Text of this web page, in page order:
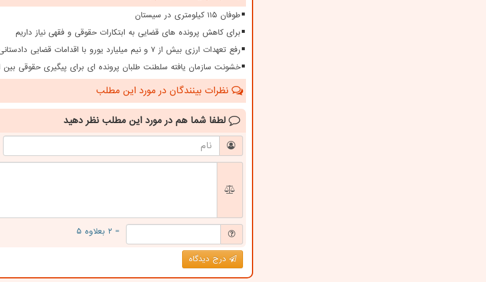
طوفان ۱۱۵ کیلومتری در سیستان
برای کاهش پرونده های قضایی به ابتکارات حقوقی و فقهی نیاز داریم
رفع تعهدات ارزی بیش از ۷ و نیم میلیارد یورو با اقدامات قضایی دادستانی تهران
خشونت سازمان یافته سلطنت طلبان پرونده ای برای پیگیری حقوقی بین
نظرات بینندگان در مورد این مطلب
لطفا شما هم در مورد این مطلب نظر دهید
= ۲ بعلاوه ۵
درج دیدگاه